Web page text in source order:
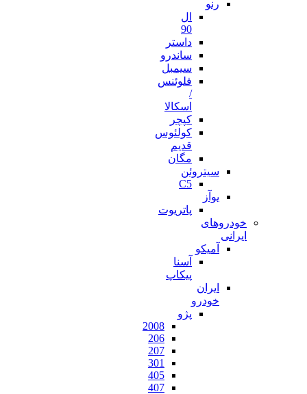
رنو
ال
90
داستر
ساندرو
سیمبل
فلوئنس
/
اسکالا
کپچر
کولئوس
قدیم
مگان
سیتروئن
C5
یوآز
پاتریوت
خودروهای
ایرانی
آمیکو
آسنا
پیکاپ
ایران
خودرو
پژو
2008
206
207
301
405
407